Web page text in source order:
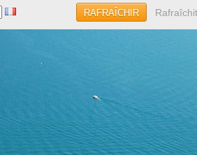
RAFRAÎCHIR